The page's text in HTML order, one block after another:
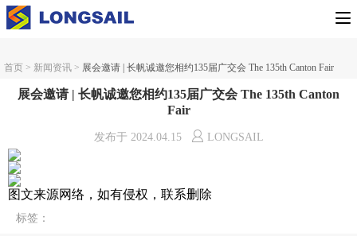
首页 > 新闻资讯 > 展会邀请 | 长帆诚邀您相约135届广交会 The 135th Canton Fair
展会邀请 | 长帆诚邀您相约135届广交会 The 135th Canton
Fair
发布于 2024.04.15 LONGSAIL
图文来源网络，如有侵权，联系删除
标签 ：